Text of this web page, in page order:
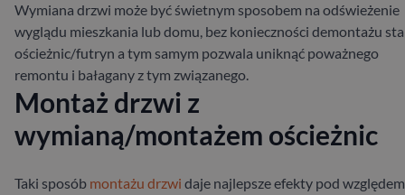
Wymiana drzwi może być świetnym sposobem na odświeżenie
wyglądu mieszkania lub domu, bez konieczności demontażu
ościeżnic/futryn a tym samym pozwala uniknąć poważnego
remontu i bałagany z tym związanego.
Montaż drzwi z
wymianą/montażem ościeżnic
Taki sposób montażu drzwi daje najlepsze efekty pod względem